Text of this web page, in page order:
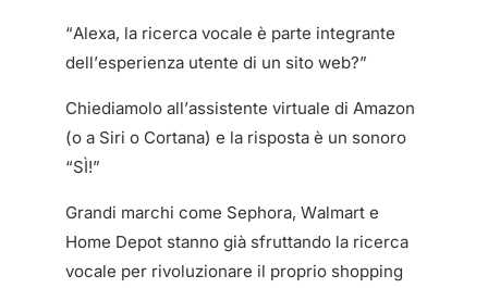
“Alexa, la ricerca vocale è parte integrante
dell’esperienza utente di un sito web?”
Chiediamolo all’assistente virtuale di Amazon
(o a Siri o Cortana) e la risposta è un sonoro
“SÌ!”
Grandi marchi come Sephora, Walmart e
Home Depot stanno già sfruttando la ricerca
vocale per rivoluzionare il proprio shopping